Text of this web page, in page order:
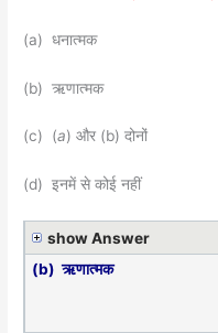
(a) धनात्मक
(b) ऋणात्मक
(c) (a) और (b) दोनों
(d) इनमें से कोई नहीं
show Answer
(b) ऋणात्मक